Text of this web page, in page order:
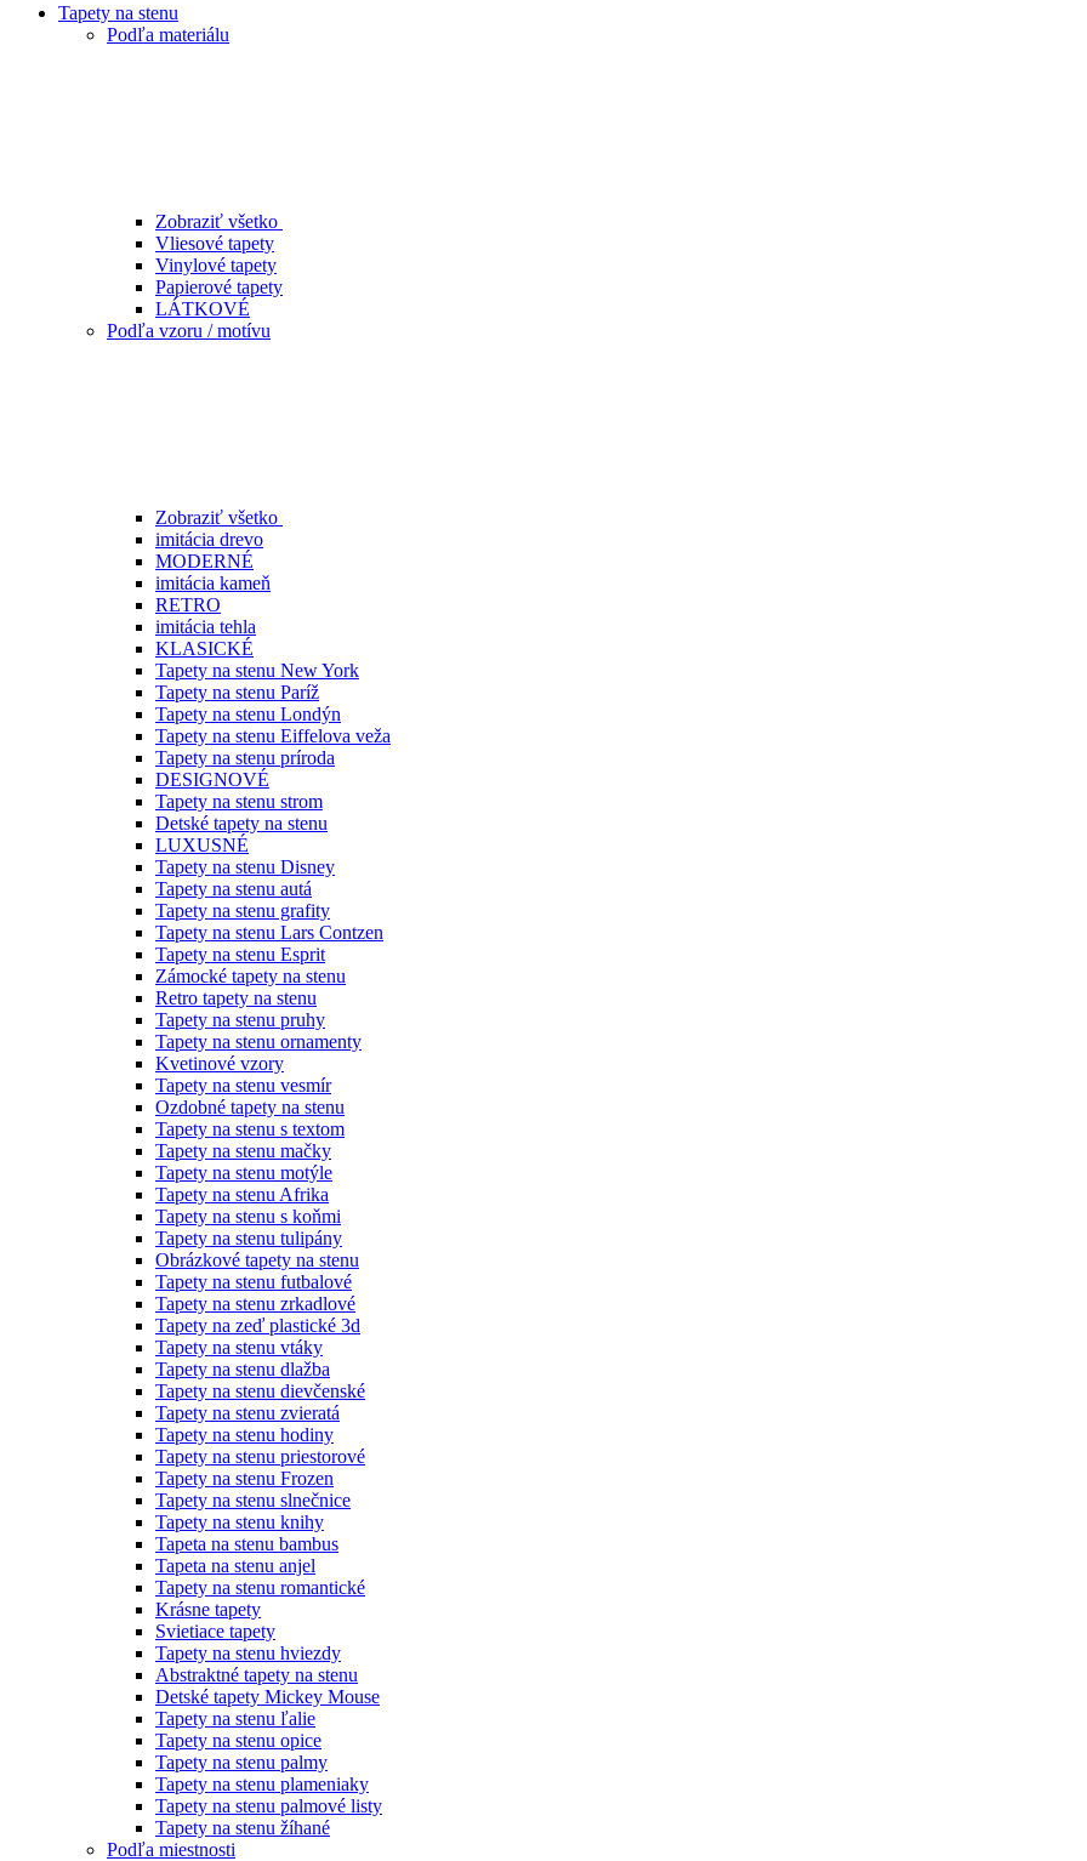
Tapety na stenu
Podľa materiálu
Zobraziť všetko
Vliesové tapety
Vinylové tapety
Papierové tapety
LÁTKOVÉ
Podľa vzoru / motívu
Zobraziť všetko
imitácia drevo
MODERNÉ
imitácia kameň
RETRO
imitácia tehla
KLASICKÉ
Tapety na stenu New York
Tapety na stenu Paríž
Tapety na stenu Londýn
Tapety na stenu Eiffelova veža
Tapety na stenu príroda
DESIGNOVÉ
Tapety na stenu strom
Detské tapety na stenu
LUXUSNÉ
Tapety na stenu Disney
Tapety na stenu autá
Tapety na stenu grafity
Tapety na stenu Lars Contzen
Tapety na stenu Esprit
Zámocké tapety na stenu
Retro tapety na stenu
Tapety na stenu pruhy
Tapety na stenu ornamenty
Kvetinové vzory
Tapety na stenu vesmír
Ozdobné tapety na stenu
Tapety na stenu s textom
Tapety na stenu mačky
Tapety na stenu motýle
Tapety na stenu Afrika
Tapety na stenu s koňmi
Tapety na stenu tulipány
Obrázkové tapety na stenu
Tapety na stenu futbalové
Tapety na stenu zrkadlové
Tapety na zeď plastické 3d
Tapety na stenu vtáky
Tapety na stenu dlažba
Tapety na stenu dievčenské
Tapety na stenu zvieratá
Tapety na stenu hodiny
Tapety na stenu priestorové
Tapety na stenu Frozen
Tapety na stenu slnečnice
Tapety na stenu knihy
Tapeta na stenu bambus
Tapeta na stenu anjel
Tapety na stenu romantické
Krásne tapety
Svietiace tapety
Tapety na stenu hviezdy
Abstraktné tapety na stenu
Detské tapety Mickey Mouse
Tapety na stenu ľalie
Tapety na stenu opice
Tapety na stenu palmy
Tapety na stenu plameniaky
Tapety na stenu palmové listy
Tapety na stenu žíhané
Podľa miestnosti